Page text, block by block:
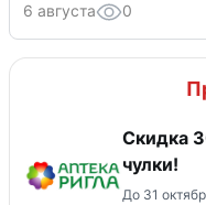
6 августа 0
Скидка
чулки!
До 31